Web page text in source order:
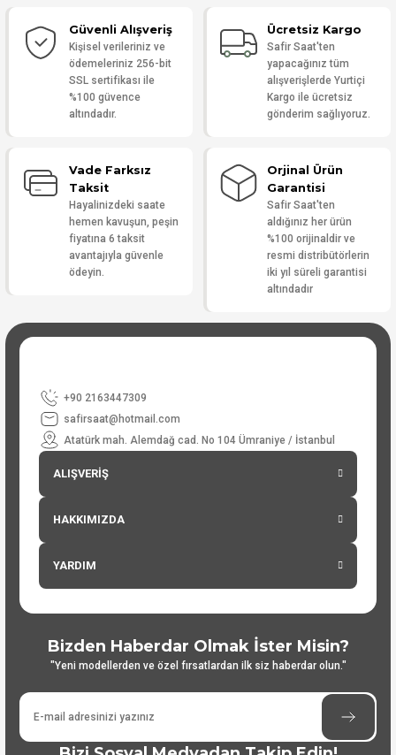
Yorum Yaz
Güvenli Alışveriş
Kişisel verileriniz ve
ödemeleriniz 256-bit
SSL sertifikası ile
%100 güvence
altındadır.
Ücretsiz Kargo
Safir Saat'ten
yapacağınız tüm
alışverişlerde Yurtiçi
Kargo ile ücretsiz
gönderim sağlıyoruz.
Vade Farksız
Taksit
Hayalinizdeki saate
hemen kavuşun, peşin
fiyatına 6 taksit
avantajıyla güvenle
ödeyin.
Orjinal Ürün
Garantisi
Safir Saat'ten
aldığınız her ürün
%100 orijinaldir ve
resmi distribütörlerin
iki yıl süreli garantisi
altındadır
+90 2163447309
safirsaat@hotmail.com
Atatürk mah. Alemdağ cad. No 104 Ümraniye / İstanbul
ALIŞVERİŞ
HAKKIMIZDA
YARDIM
Bizden Haberdar Olmak İster Misin?
"Yeni modellerden ve özel fırsatlardan ilk siz haberdar olun."